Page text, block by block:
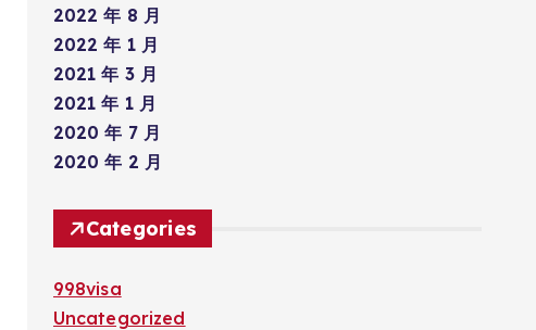
2022 年 8 月
2022 年 1 月
2021 年 3 月
2021 年 1 月
2020 年 7 月
2020 年 2 月
Categories
998visa
Uncategorized